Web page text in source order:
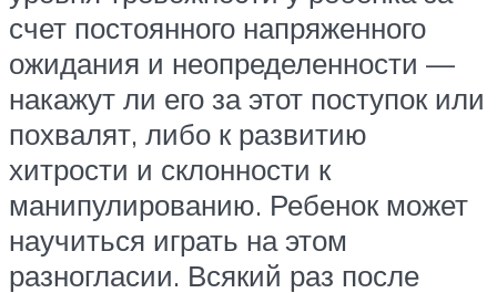
счет постоянного напряженного
ожидания и неопределенности —
накажут ли его за этот поступок или
похвалят, либо к развитию
хитрости и склонности к
манипулированию. Ребенок может
научиться играть на этом
разногласии. Всякий раз после